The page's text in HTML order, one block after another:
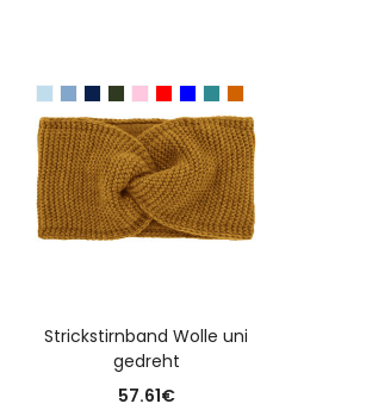
Strickstirnband Wolle uni
gedreht
57.61€